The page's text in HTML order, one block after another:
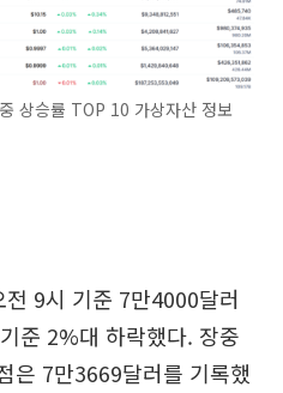
상승률 TOP 10 가상자산 정보
9시 기준 7만4000달러
준 2%대 하락했다. 장중
은 7만3669달러를 기록했